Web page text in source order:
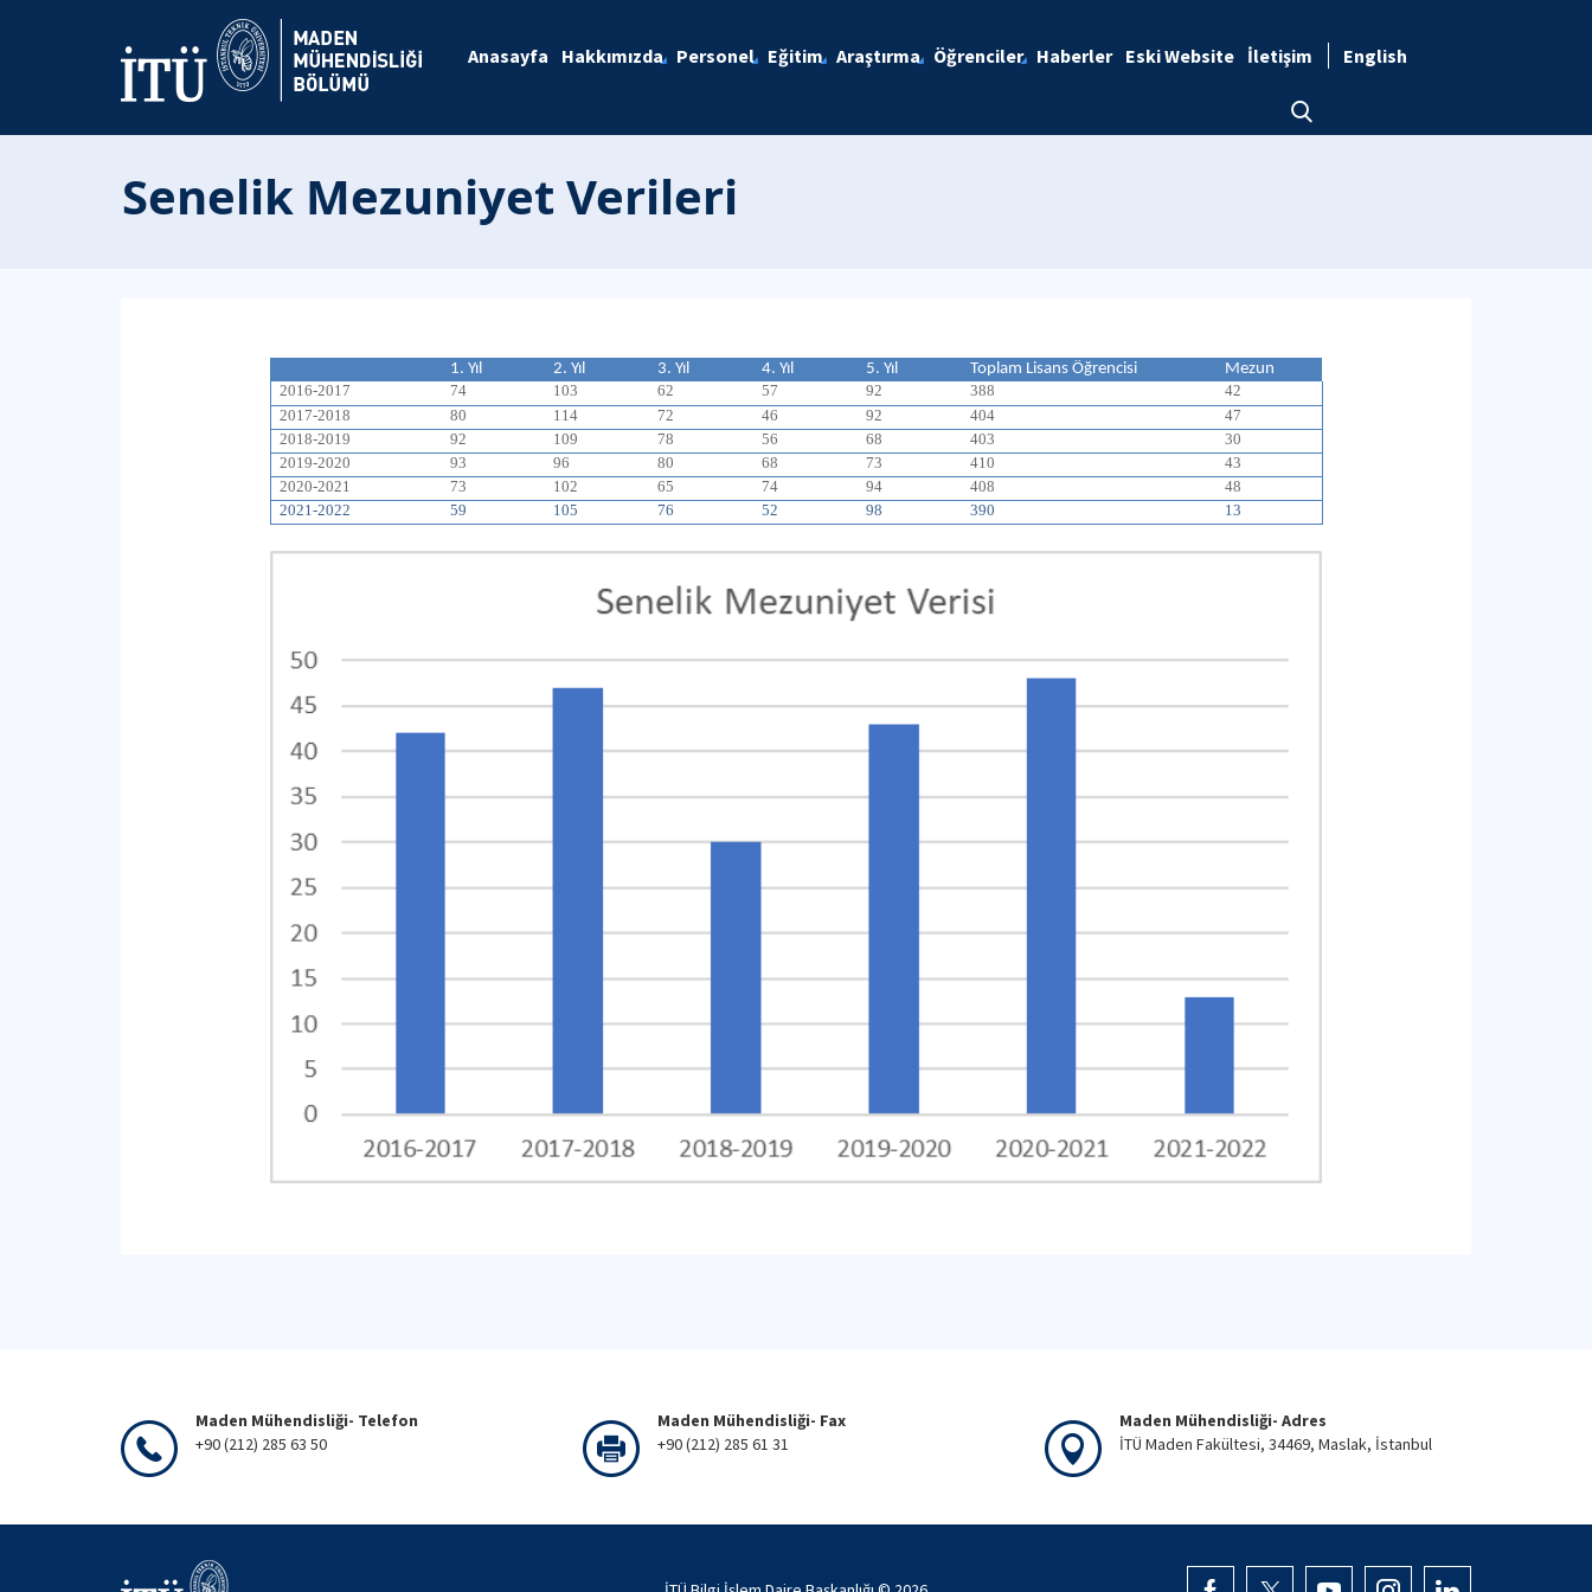
Anasayfa Hakkımızda Personel Eğitim Araştırma Öğrenciler Haberler Eski Website İletişim English
Senelik Mezuniyet Verileri
1. Yıl 2. Yıl 3. Yıl 4. Yıl 5. Yıl Toplam Lisans Öğrencisi
Mezun
2016-2017
74 103 62 57 92 388
42
2017-2018
80 114 72 46 92 404
47
2018-2019
92 109 78 56 68 403
30
2019-2020
93 96 80 68 73 410
43
2020-2021
73 102 65 74 94 408
48
2021-2022
59 105 76 52 98 390 13
Maden Mühendisliği- Telefon
+90 (212) 285 63 50
Maden Mühendisliği- Fax
+90 (212) 285 61 31
Maden Mühendisliği- Adres
İTÜ Maden Fakültesi, 34469, Maslak, İstanbul